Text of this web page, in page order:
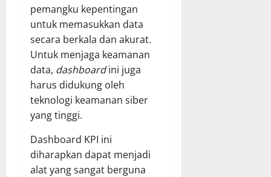
pemangku kepentingan
untuk memasukkan data
secara berkala dan akurat.
Untuk menjaga keamanan
data, dashboardini juga
harus didukung oleh
teknologi keamanan siber
yang tinggi.
Dashboard KPI ini
diharapkan dapat menjadi
alat yang sangat berguna